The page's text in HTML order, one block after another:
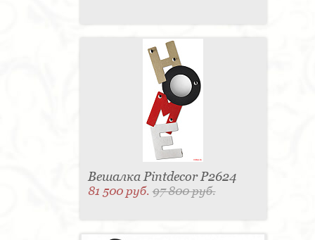
Вешалка Pintdecor P2624
81 500 руб.97 800 руб.